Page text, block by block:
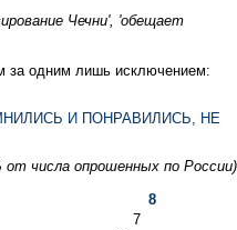
Чечни', 'обещает
за одним лишь исключением:
И ПОНРАВИЛИСЬ, НЕ
от числа опрошенных по России)
8
7